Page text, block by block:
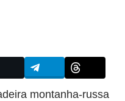
montanha-russa